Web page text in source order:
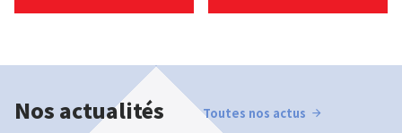
Nos actualités Toutes nos actus